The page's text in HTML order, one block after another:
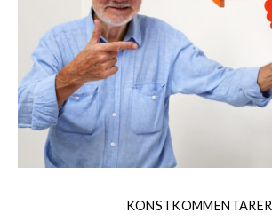
KONSTKOMMENTARER